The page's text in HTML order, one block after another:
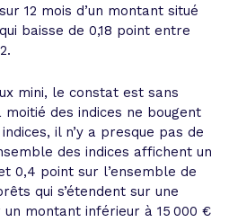
12 mois d’un montant situé
baisse de 0,18 point entre
mini, le constat est sans
des indices ne bougent
il n’y a presque pas de
des indices affichent un
0,4 point sur l’ensemble de
qui s’étendent sur une
montant inférieur à 15 000 €